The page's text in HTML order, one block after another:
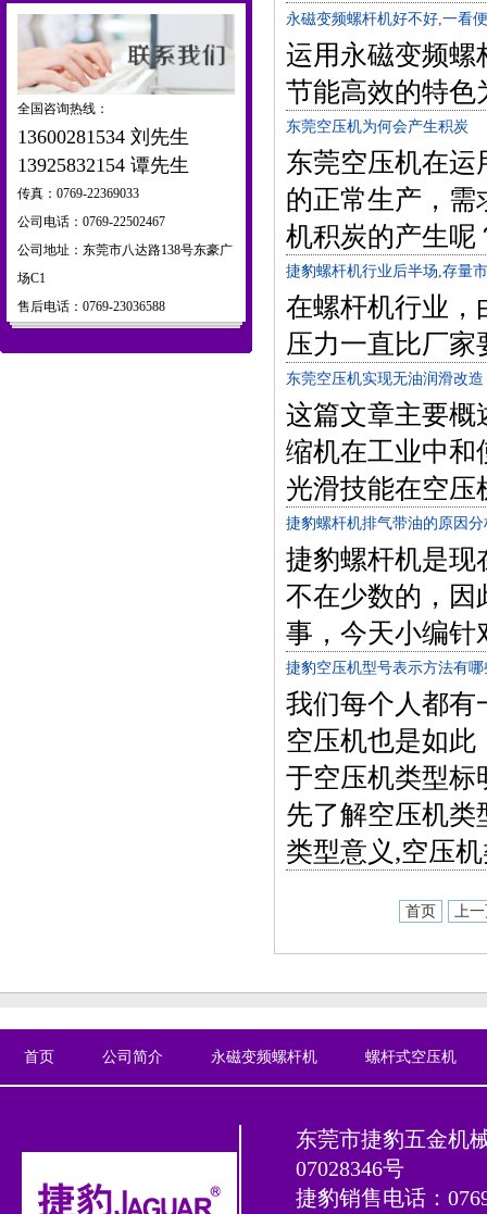
全国咨询热线：
13600281534 刘先生
13925832154 谭先生
传真：0769-22369033
公司电话：0769-22502467
公司地址：东莞市八达路138号东豪广
场C1
售后电话：0769-23036588
永磁变频螺杆机好不好,一看
运用永磁变频螺
节能高效的特色
东莞空压机为何会产生积炭
东莞空压机在运
的正常生产，需
机积炭的产生呢
捷豹螺杆机行业后半场,存量
在螺杆机行业，
压力一直比厂家
东莞空压机实现无油润滑改造
这篇文章主要概
缩机在工业中和
光滑技能在空压
捷豹螺杆机排气带油的原因分
捷豹螺杆机是现
不在少数的，因
事，今天小编针
捷豹空压机型号表示方法有哪
我们每个人都有
空压机也是如
于空压机类型标
先了解空压机类
类型意义,空压
首页 上
首页 公司简介 永磁变频螺杆机 螺杆式空压机
东莞市捷豹五金机
07028346号
捷豹销售电话：